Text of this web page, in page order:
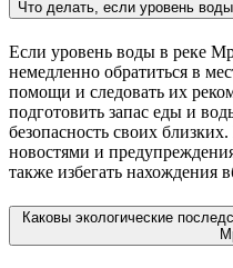
Что делать, если уровень
Если уровень воды в реке
немедленно обратиться в
помощи и следовать их
подготовить запас еды и
безопасность своих
новостями и
также избегать нахождения
Каковы экологические